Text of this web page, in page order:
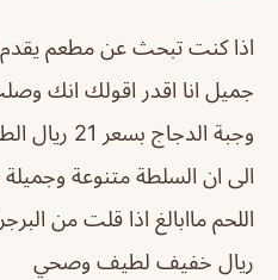
اذا كنت تبحث عن مطعم
جميل انا اقدر اقولك انك
وجبة
الى ان السلطة متنوعة
ريال خفيف لطيف وصحي